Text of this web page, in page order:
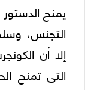
يمنح
التجنس،
إلا أن
التى تمنح